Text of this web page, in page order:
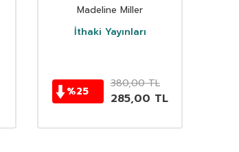
Madeline Miller
İthaki Yayınları
%25
380,00TL
285,00 TL